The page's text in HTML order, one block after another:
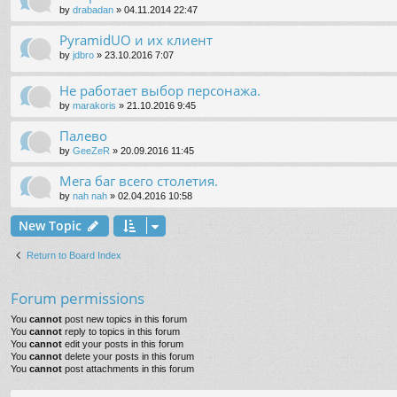
by drabadan » 04.11.2014 22:47
PyramidUO и их клиент
by jdbro » 23.10.2016 7:07
Не работает выбор персонажа.
by marakoris » 21.10.2016 9:45
Палево
by GeeZeR » 20.09.2016 11:45
Мега баг всего столетия.
by nah nah » 02.04.2016 10:58
New Topic
Return to Board Index
Forum permissions
You cannot post new topics in this forum
You cannot reply to topics in this forum
You cannot edit your posts in this forum
You cannot delete your posts in this forum
You cannot post attachments in this forum